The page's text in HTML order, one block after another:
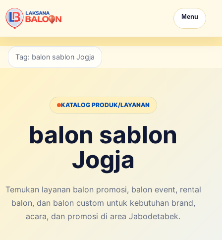
Menu
Tag: balon sablon Jogja
KATALOG PRODUK/LAYANAN
balon sablon
Jogja
Temukan layanan balon promosi, balon event, rental
balon, dan balon custom untuk kebutuhan brand,
acara, dan promosi di area Jabodetabek.